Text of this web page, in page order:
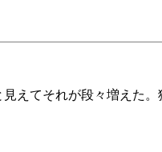
えてそれが段々増えた。